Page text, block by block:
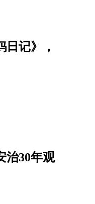
记》，
治30年观